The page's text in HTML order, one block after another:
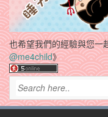
也希望我們的經驗與您
@me4child》